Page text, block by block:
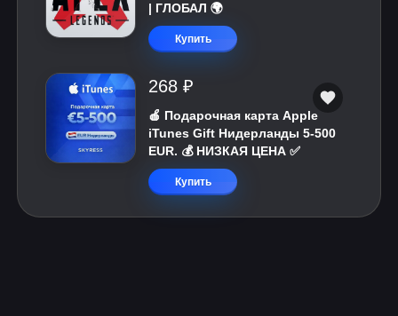
| ГЛОБАЛ 🌍
Купить
268 ₽
🍎 Подарочная карта Apple
iTunes Gift Нидерланды 5-500
EUR. 💰 НИЗКАЯ ЦЕНА ✅
Купить